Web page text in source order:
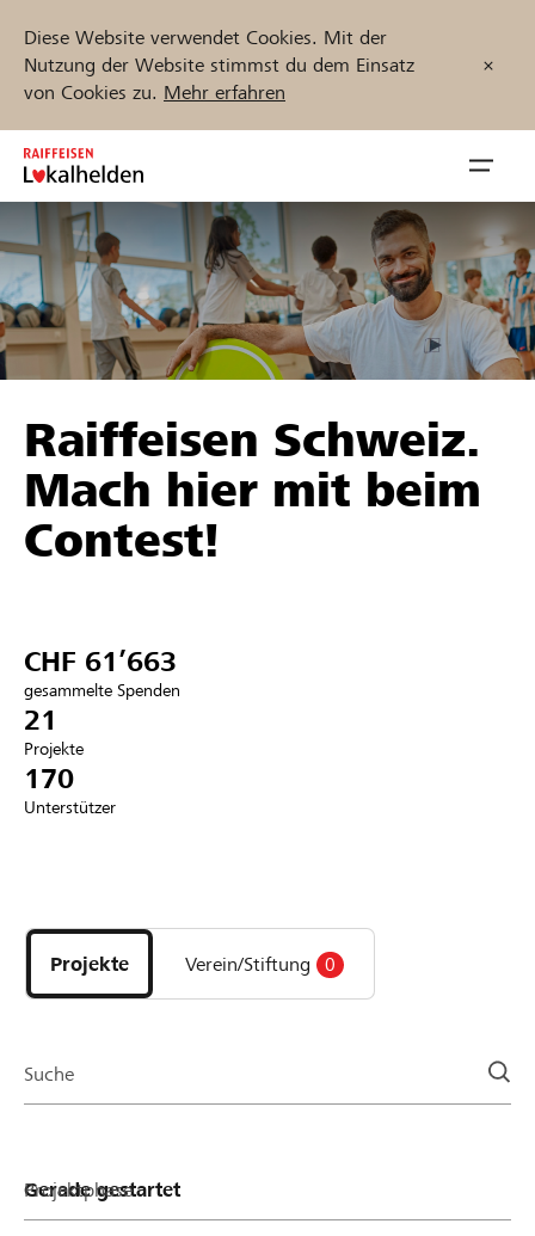
Diese Website verwendet Cookies. Mit der
Nutzung der Website stimmst du dem Einsatz
von Cookies zu. Mehr erfahren
Zum
Inhalt
springen
öffnen
Unterstützen
Hilfe & Support
Anmelden
Registrieren
Projekte und Organisationen finden
Jetzt starten
Raiffeisen Schweiz.
Mach hier mit beim
Contest!
CHF 61’663
gesammelte Spenden
21
Projekte
170
Unterstützer
Projekte
und
Organisationen
Projekte Verein/Stiftung 0
Suche
Projektphase